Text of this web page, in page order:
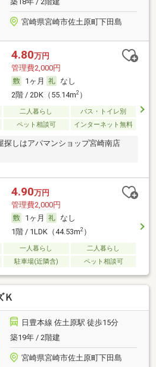
宮崎県宮崎市佐土原町下田島
4.80万円
管理費2,000円
1ヶ月
なし
2階 / 2DK（55.14m2）
二人暮らし
バス・トイレ別
ペット相談可 インターネット無料
探しはアパマンショップ宮崎南店
4.90万円
管理費2,000円
1ヶ月
なし
1階 / 1LDK（44.53m2）
一人暮らし
二人暮らし
駐車場(近隣含) ペット相談可
Ｋ
日豊本線 佐土原駅 徒歩15分
築19年 / 2階建
宮崎県宮崎市佐土原町下田島